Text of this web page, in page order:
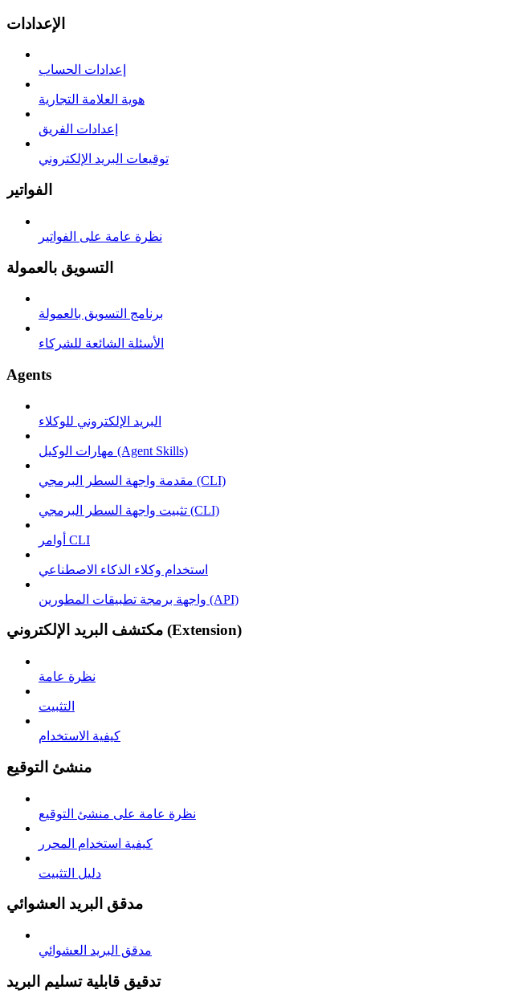
الإعدادات
إعدادات الحساب
هوية العلامة التجارية
إعدادات الفريق
توقيعات البريد الإلكتروني
الفواتير
نظرة عامة على الفواتير
التسويق بالعمولة
برنامج التسويق بالعمولة
الأسئلة الشائعة للشركاء
Agents
البريد الإلكتروني للوكلاء
مهارات الوكيل (Agent Skills)
مقدمة واجهة السطر البرمجي (CLI)
تثبيت واجهة السطر البرمجي (CLI)
أوامر CLI
استخدام وكلاء الذكاء الاصطناعي
واجهة برمجة تطبيقات المطورين (API)
مكتشف البريد الإلكتروني (Extension)
نظرة عامة
التثبيت
كيفية الاستخدام
منشئ التوقيع
نظرة عامة على منشئ التوقيع
كيفية استخدام المحرر
دليل التثبيت
مدقق البريد العشوائي
مدقق البريد العشوائي
تدقيق قابلية تسليم البريد